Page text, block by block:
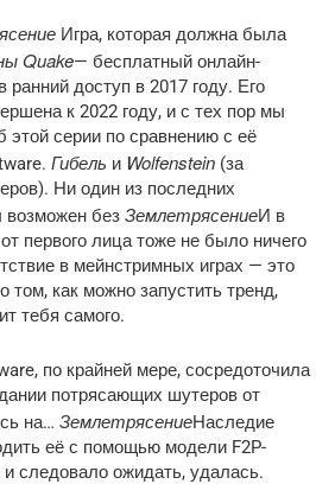
Игра, которая должна была
Quake— бесплатный онлайн-
доступ в 2017 году. Его
к 2022 году, и с тех пор мы
серии по сравнению с её
Гибель и Wolfenstein (за
Ни один из последних
возможен без ЗемлетрясениеИ в
первого лица тоже не было ничего
в мейнстримных играх — это
том, как можно запустить тренд,
тебя самого.
по крайней мере, сосредоточила
потрясающих шутеров от
на… ЗемлетрясениеНаследие
её с помощью модели F2P-
и следовало ожидать, удалась.